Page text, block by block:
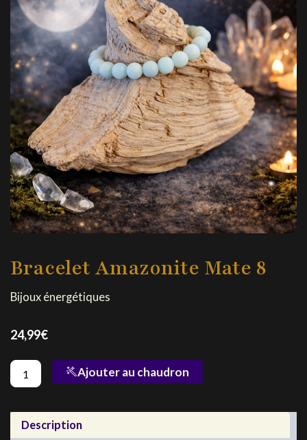
Bracelet Amazonite Mate 8
Bijoux énergétiques
24,99€
quantité
Mate
Ajouter au chaudron
Description